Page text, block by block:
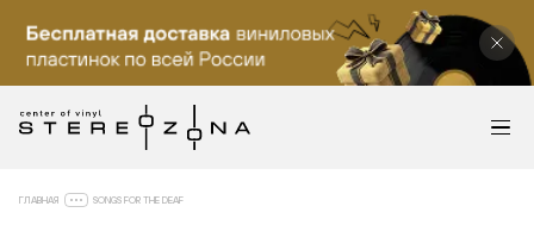
ГЛАВНАЯ SONGS FOR THE DEAF